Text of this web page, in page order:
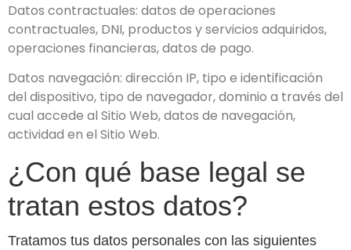
Datos contractuales: datos de operaciones
contractuales, DNI, productos y servicios adquiridos,
operaciones financieras, datos de pago.
Datos navegación: dirección IP, tipo e identificación
del dispositivo, tipo de navegador, dominio a través del
cual accede al Sitio Web, datos de navegación,
actividad en el Sitio Web.
¿Con qué base legal se
tratan estos datos?
Tratamos tus datos personales con las siguientes